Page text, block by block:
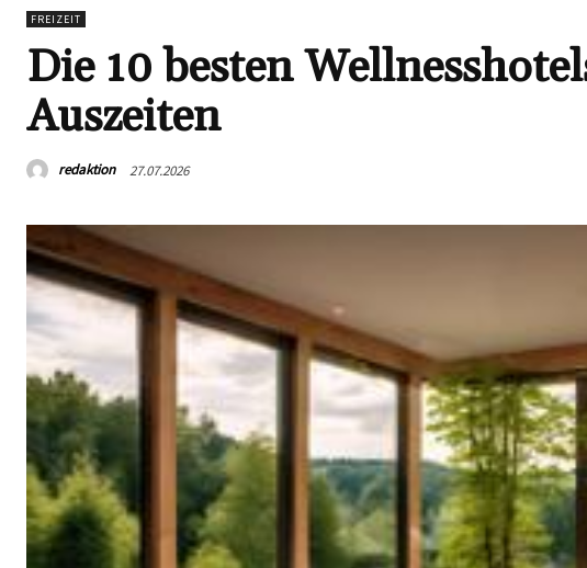
FREIZEIT
Die 10 besten
Auszeiten
redaktion 27.07.2026